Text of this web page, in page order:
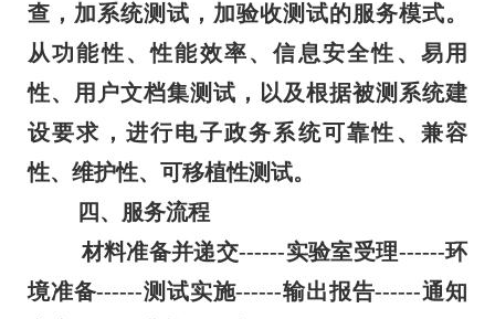
查，加系统测试，加验收测试的服务模式。
从功能性、性能效率、信息安全性、易用
性、用户文档集测试，以及根据被测系统建
设要求，进行电子政务系统可靠性、兼容
性、维护性、可移植性测试。
四、服务流程
材料准备并递交------实验室受理------环
境准备------测试实施------输出报告------通知